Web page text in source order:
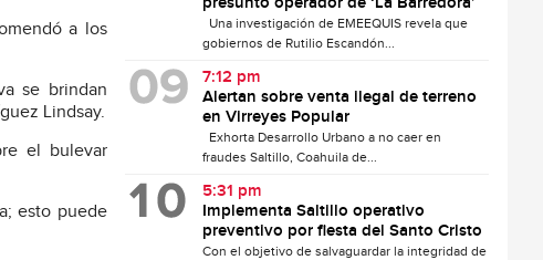
a los
se brindan
Lindsay.
el bulevar
esto puede
Una investigación de EMEEQUIS revela que
gobiernos de Rutilio Escandón...
7:12 pm
Alertan sobre venta ilegal de terreno
en Virreyes Popular
Exhorta Desarrollo Urbano a no caer en
fraudes Saltillo, Coahuila de...
5:31 pm
Implementa Saltillo operativo
preventivo por fiesta del Santo Cristo
Con el objetivo de salvaguardar la integridad de